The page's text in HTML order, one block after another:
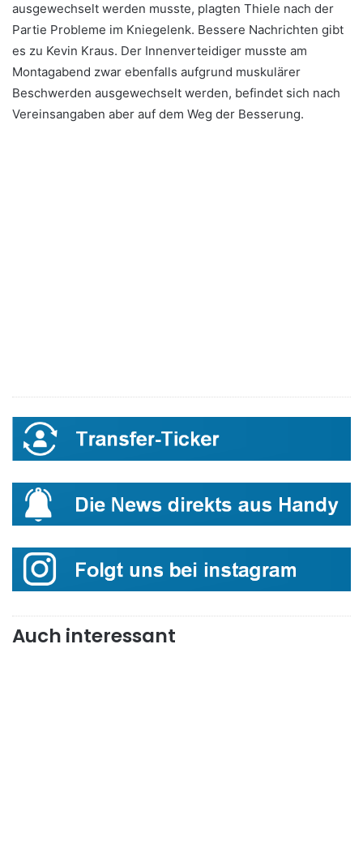
ausgewechselt werden musste, plagten Thiele nach der
Partie Probleme im Kniegelenk. Bessere Nachrichten gibt
es zu Kevin Kraus. Der Innenverteidiger musste am
Montagabend zwar ebenfalls aufgrund muskulärer
Beschwerden ausgewechselt werden, befindet sich nach
Vereinsangaben aber auf dem Weg der Besserung.
Auch interessant